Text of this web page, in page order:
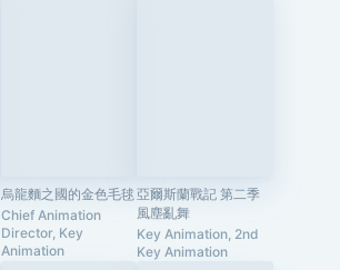
烏龍麵之國的金色毛毬
Chief Animation
Director, Key
Animation
亞爾斯蘭戰記 第二季
風塵亂舞
Key Animation, 2nd
Key Animation